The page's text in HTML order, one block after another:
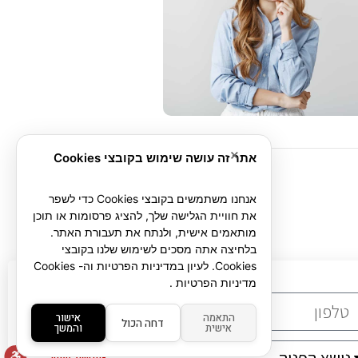
×
אתר זה עושה שימוש בקובצי Cookies
אנחנו משתמשים בקובצי Cookies כדי לשפר
את חוויית הגלישה שלך, להציג פרסומות או תוכן
מותאמים אישית, ולנתח את תעבורת האתר.
בלחיצה אתה מסכים לשימוש שלנו בקובצי
Cookies. לעיון במדיניות הפרטיות וה- Cookies
מדיניות הפרטיות .
התאמה
אישית דחה הכול אישור
והמשך